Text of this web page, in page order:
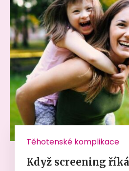
Těhotenské komplikace
Když screening